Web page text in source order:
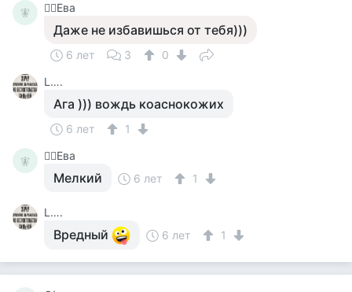
🧚‍ 🧚‍♀️Ева
Даже не избавишься от тебя)))
6 лет 3
0
L….
Ага ))) вождь коаснокожих
6 лет 1
🧚‍ 🧚‍♀️Ева
Мелкий 6 лет 1
L….
Вредный 6 лет 1